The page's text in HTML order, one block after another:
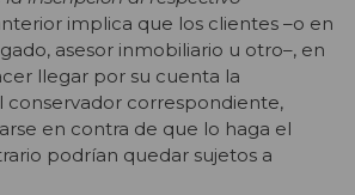
implica que los clientes –o en
asesor inmobiliario u otro–, en
llegar por su cuenta la
conservador correspondiente,
en contra de que lo haga el
podrían quedar sujetos a